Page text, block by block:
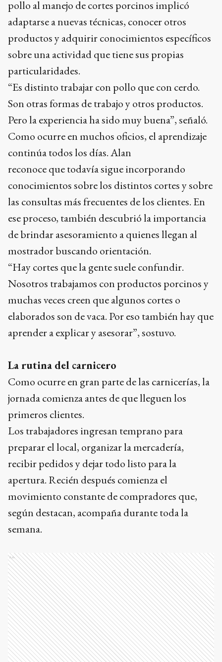
pollo al manejo de cortes porcinos implicó
adaptarse a nuevas técnicas, conocer otros
productos y adquirir conocimientos específicos
sobre una actividad que tiene sus propias
particularidades.
“Es distinto trabajar con pollo que con cerdo.
Son otras formas de trabajo y otros productos.
Pero la experiencia ha sido muy buena”, señaló.
Como ocurre en muchos oficios, el aprendizaje
continúa todos los días. Alan
reconoce que todavía sigue incorporando
conocimientos sobre los distintos cortes y sobre
las consultas más frecuentes de los clientes. En
ese proceso, también descubrió la importancia
de brindar asesoramiento a quienes llegan al
mostrador buscando orientación.
“Hay cortes que la gente suele confundir.
Nosotros trabajamos con productos porcinos y
muchas veces creen que algunos cortes o
elaborados son de vaca. Por eso también hay que
aprender a explicar y asesorar”, sostuvo.
La rutina del carnicero
Como ocurre en gran parte de las carnicerías, la
jornada comienza antes de que lleguen los
primeros clientes.
Los trabajadores ingresan temprano para
preparar el local, organizar la mercadería,
recibir pedidos y dejar todo listo para la
apertura. Recién después comienza el
movimiento constante de compradores que,
según destacan, acompaña durante toda la
semana.
Ads